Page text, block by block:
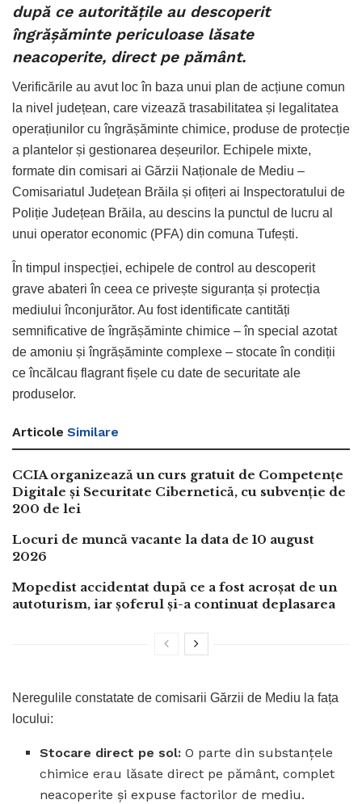
după ce autoritățile au descoperit
îngrășăminte periculoase lăsate
neacoperite, direct pe pământ.
Verificările au avut loc în baza unui plan de acțiune comun
la nivel județean, care vizează trasabilitatea și legalitatea
operațiunilor cu îngrășăminte chimice, produse de protecție
a plantelor și gestionarea deșeurilor. Echipele mixte,
formate din comisari ai Gărzii Naționale de Mediu –
Comisariatul Județean Brăila și ofițeri ai Inspectoratului de
Poliție Județean Brăila, au descins la punctul de lucru al
unui operator economic (PFA) din comuna Tufești.
În timpul inspecției, echipele de control au descoperit
grave abateri în ceea ce privește siguranța și protecția
mediului înconjurător. Au fost identificate cantități
semnificative de îngrășăminte chimice – în special azotat
de amoniu și îngrășăminte complexe – stocate în condiții
ce încălcau flagrant fișele cu date de securitate ale
produselor.
Articole Similare
CCIA organizează un curs gratuit de Competențe
Digitale și Securitate Cibernetică, cu subvenție de
200 de lei
Locuri de muncă vacante la data de 10 august
2026
Mopedist accidentat după ce a fost acroșat de un
autoturism, iar șoferul și-a continuat deplasarea
Neregulile constatate de comisarii Gărzii de Mediu la fața
locului:
Stocare direct pe sol: O parte din substanțele
chimice erau lăsate direct pe pământ, complet
neacoperite și expuse factorilor de mediu.